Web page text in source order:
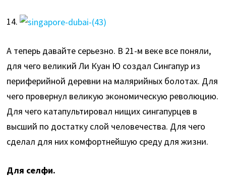
14.
А теперь давайте серьезно. В 21-м веке все поняли,
для чего великий Ли Куан Ю создал Сингапур из
периферийной деревни на малярийных болотах. Для
чего провернул великую экономическую революцию.
Для чего катапультировал нищих сингапурцев в
высший по достатку слой человечества. Для чего
сделал для них комфортнейшую среду для жизни.
Для селфи.